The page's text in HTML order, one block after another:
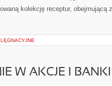
kolekcję receptur, obejmującą
W AKCJE I